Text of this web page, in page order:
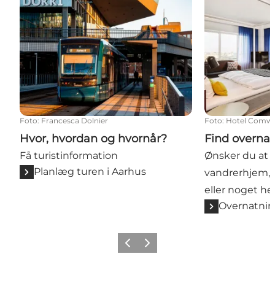
Foto: Francesca Dolnier
Hvor, hvordan og hvornår?
Få turistinformation
Planlæg turen i Aarhus
Foto: Hotel
Find
Ønsker du at
vandrerhjem,
eller noget
ForrigeNæste